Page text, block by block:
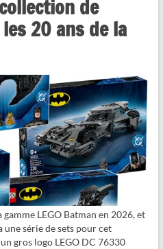
de
20 ans de la
gamme LEGO Batman en 2026, et
une série de sets pour cet
gros logo LEGO DC 76330